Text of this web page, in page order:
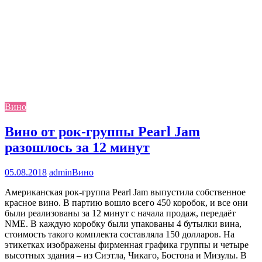
Вино
Вино от рок-группы Pearl Jam
разошлось за 12 минут
05.08.2018 adminВино
Американская рок-группа Pearl Jam выпустила собственное
красное вино. В партию вошло всего 450 коробок, и все они
были реализованы за 12 минут с начала продаж, передаёт
NME. В каждую коробку были упакованы 4 бутылки вина,
стоимость такого комплекта составляла 150 долларов. На
этикетках изображены фирменная графика группы и четыре
высотных здания – из Сиэтла, Чикаго, Бостона и Мизулы. В